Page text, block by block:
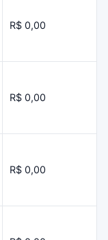
R$ 0,00
R$ 0,00
R$ 0,00